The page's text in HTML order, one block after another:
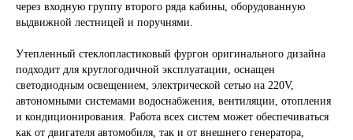
через входную группу второго ряда кабины, оборудованную
выдвижной лестницей и поручнями.
Утепленный стеклопластиковый фургон оригинального дизайна
подходит для круглогодичной эксплуатации, оснащен
светодиодным освещением, электрической сетью на 220V,
автономными системами водоснабжения, вентиляции, отопления
и кондиционирования. Работа всех систем может обеспечиваться
как от двигателя автомобиля, так и от внешнего генератора,